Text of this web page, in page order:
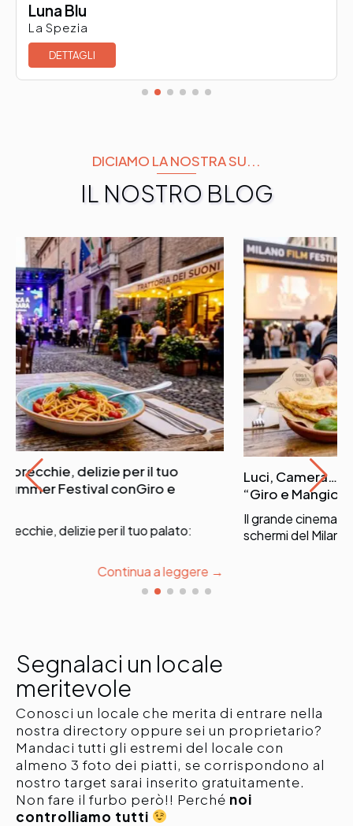
Luna Blu
La Spezia
DETTAGLI
DICIAMO LA NOSTRA SU...
IL NOSTRO BLOG
orecchie, delizie per il tuo
Festival conGiro e
delizie per il tuo palato:
Continua a leggere →
Luci, Camera…
“Giro e Mangio”
Il grande cinema
schermi del
Segnalaci un locale
meritevole
Conosci un locale che merita di entrare nella
nostra directory oppure sei un proprietario?
Mandaci tutti gli estremi del locale con
almeno 3 foto dei piatti, se corrispondono al
nostro target sarai inserito gratuitamente.
Non fare il furbo però!! Perché noi
controlliamo tutti